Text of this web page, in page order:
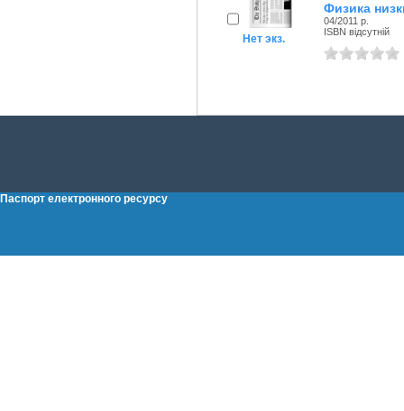
Нет экз.
Физика
04/2011 р.
ISBN відсутній
Паспорт електронного ресурсу